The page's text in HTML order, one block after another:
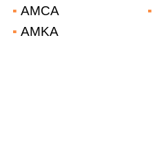
AMCA
AMKA